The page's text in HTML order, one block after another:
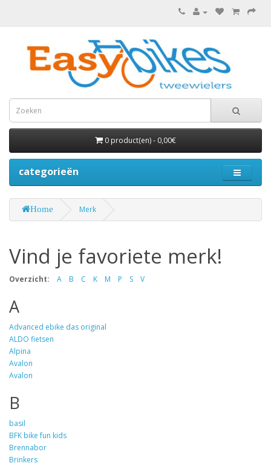
0 product(en) - 0,00€
categorieën
Home Merk
Vind je favoriete merk!
Overzicht: A B C K M P S V
A
Advanced ebike das original
ALDO fietsen
Alpina
Avalon
Avalon
B
basil
BFK bike fun kids
Brennabor
Brinkers